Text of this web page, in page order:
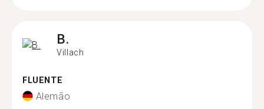
B.
Villach
FLUENTE
Alemão